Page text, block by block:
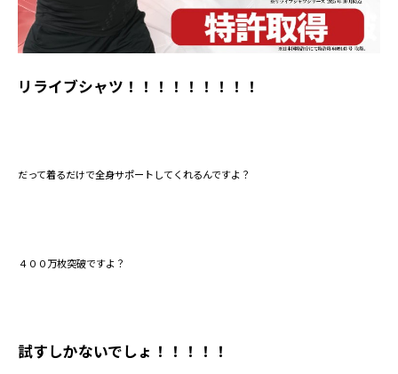
リライブシャツ！！！！！！！！！
だって着るだけで全身サポートしてくれるんですよ？
４００万枚突破ですよ？
試すしかないでしょ！！！！！